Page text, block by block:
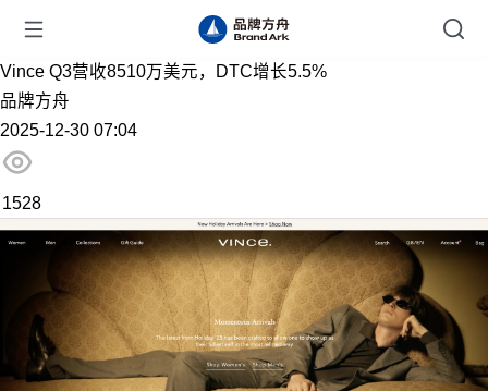
Vince Q3营收8510万美元，DTC增长5.5%
品牌方舟
2025-12-30 07:04
1528